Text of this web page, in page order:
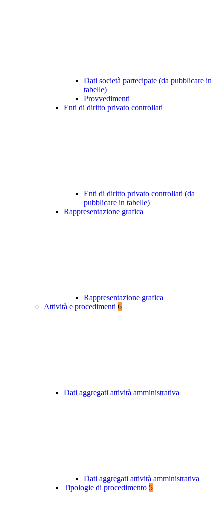
Dati società partecipate (da pubblicare in
tabelle)
Provvedimenti
Enti di diritto privato controllati
Enti di diritto privato controllati (da
pubblicare in tabelle)
Rappresentazione grafica
Rappresentazione grafica
Attività e procedimenti 6
Dati aggregati attività amministrativa
Dati aggregati attività amministrativa
Tipologie di procedimento 5